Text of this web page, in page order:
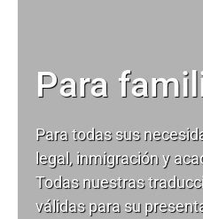
Para
Para todas sus
legal, inmigración y
Todas nuestras
válidas para su